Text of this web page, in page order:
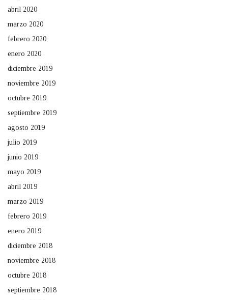
abril 2020
marzo 2020
febrero 2020
enero 2020
diciembre 2019
noviembre 2019
octubre 2019
septiembre 2019
agosto 2019
julio 2019
junio 2019
mayo 2019
abril 2019
marzo 2019
febrero 2019
enero 2019
diciembre 2018
noviembre 2018
octubre 2018
septiembre 2018